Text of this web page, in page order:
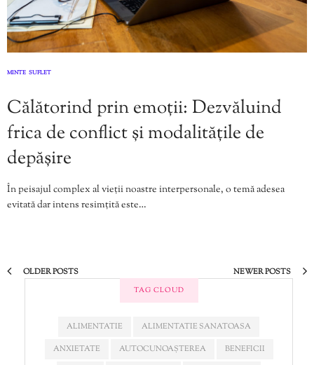
MINTE SUFLET
Călătorind prin emoții: Dezvăluind
frica de conflict și modalitățile de
depășire
În peisajul complex al vieții noastre interpersonale, o temă adesea
evitată dar intens resimțită este…
OLDER POSTS NEWER POSTS
TAG CLOUD
ALIMENTATIE
ALIMENTATIE SANATOASA
ANXIETATE
AUTOCUNOAȘTEREA
BENEFICII